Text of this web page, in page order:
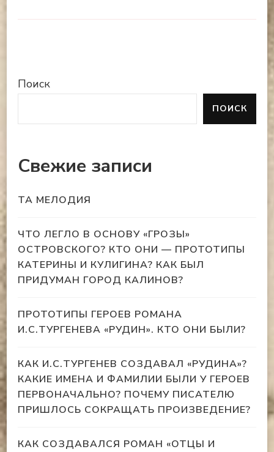
Поиск
ПОИСК
Свежие записи
ТА МЕЛОДИЯ
ЧТО ЛЕГЛО В ОСНОВУ «ГРОЗЫ»
ОСТРОВСКОГО? КТО ОНИ — ПРОТОТИПЫ
КАТЕРИНЫ И КУЛИГИНА? КАК БЫЛ
ПРИДУМАН ГОРОД КАЛИНОВ?
ПРОТОТИПЫ ГЕРОЕВ РОМАНА
И.С.ТУРГЕНЕВА «РУДИН». КТО ОНИ БЫЛИ?
КАК И.С.ТУРГЕНЕВ СОЗДАВАЛ «РУДИНА»?
КАКИЕ ИМЕНА И ФАМИЛИИ БЫЛИ У ГЕРОЕВ
ПЕРВОНАЧАЛЬНО? ПОЧЕМУ ПИСАТЕЛЮ
ПРИШЛОСЬ СОКРАЩАТЬ ПРОИЗВЕДЕНИЕ?
КАК СОЗДАВАЛСЯ РОМАН «ОТЦЫ И